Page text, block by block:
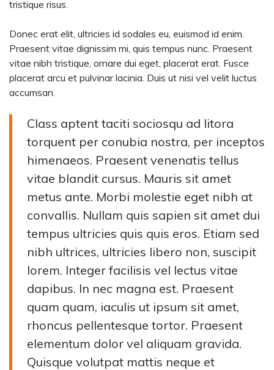
tristique risus.
Donec erat elit, ultricies id sodales eu, euismod id enim.
Praesent vitae dignissim mi, quis tempus nunc. Praesent
vitae nibh tristique, ornare dui eget, placerat erat. Fusce
placerat arcu et pulvinar lacinia. Duis ut nisi vel velit luctus
accumsan.
Class aptent taciti sociosqu ad litora
torquent per conubia nostra, per inceptos
himenaeos. Praesent venenatis tellus
vitae blandit cursus. Mauris sit amet
metus ante. Morbi molestie eget nibh at
convallis. Nullam quis sapien sit amet dui
tempus ultricies quis quis eros. Etiam sed
nibh ultrices, ultricies libero non, suscipit
lorem. Integer facilisis vel lectus vitae
dapibus. In nec magna est. Praesent
quam quam, iaculis ut ipsum sit amet,
rhoncus pellentesque tortor. Praesent
elementum dolor vel aliquam gravida.
Quisque volutpat mattis neque et